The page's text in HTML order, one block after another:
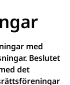
med
Beslutet
det